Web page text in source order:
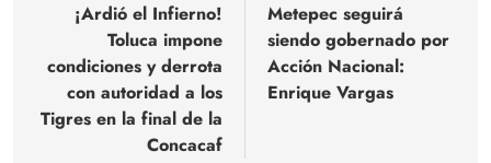
entradas
¡Ardió el Infierno!
Toluca impone
condiciones y derrota
con autoridad a los
Tigres en la final de la
Concacaf
Metepec seguirá
siendo gobernado por
Acción Nacional:
Enrique Vargas